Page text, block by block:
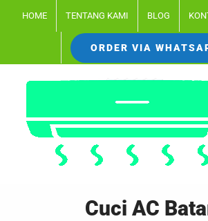
HOME TENTANG KAMI BLOG
ORDER VIA
Cuci AC